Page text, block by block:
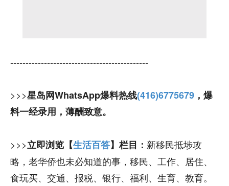
---------------------------------------------
>>>星岛网WhatsApp爆料热线(416)6775679 ，爆
料一经录用，薄酬致意。
>>>立即浏览【生活百答】栏目： 新移民抵埗攻
略，老华侨也未必知道的事，移民、工作、居住、
食玩买、交通、报税、银行、福利、生育、教育。